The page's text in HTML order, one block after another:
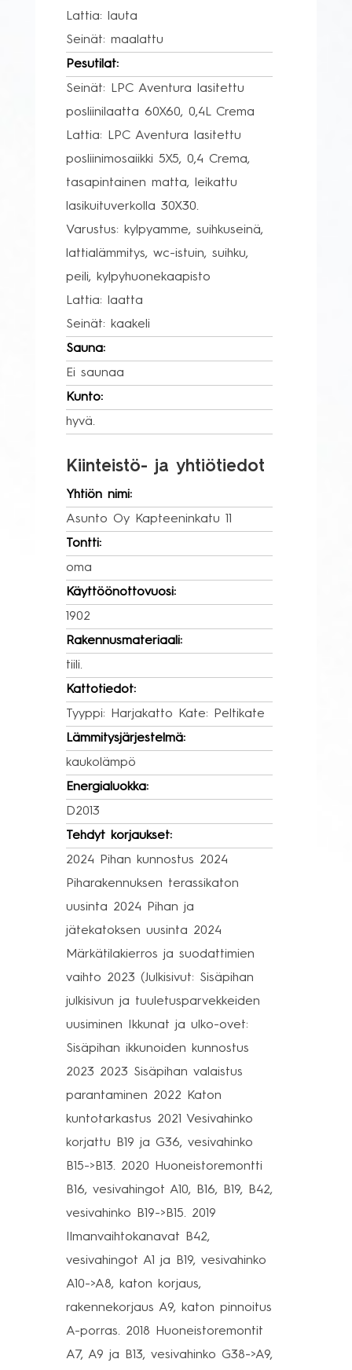
Lattia: lauta
Seinät: maalattu
Pesutilat:
Seinät: LPC Aventura lasitettu
posliinilaatta 60X60, 0,4L Crema
Lattia: LPC Aventura lasitettu
posliinimosaiikki 5X5, 0,4 Crema,
tasapintainen matta, leikattu
lasikuituverkolla 30X30.
Varustus: kylpyamme, suihkuseinä,
lattialämmitys, wc-istuin, suihku,
peili, kylpyhuonekaapisto
Lattia: laatta
Seinät: kaakeli
Sauna:
Ei saunaa
Kunto:
hyvä.
Kiinteistö- ja yhtiötiedot
Yhtiön nimi:
Asunto Oy Kapteeninkatu 11
Tontti:
oma
Käyttöönottovuosi:
1902
Rakennusmateriaali:
tiili.
Kattotiedot:
Tyyppi: Harjakatto Kate: Peltikate
Lämmitysjärjestelmä:
kaukolämpö
Energialuokka:
D2013
Tehdyt korjaukset:
2024 Pihan kunnostus 2024
Piharakennuksen terassikaton
uusinta 2024 Pihan ja
jätekatoksen uusinta 2024
Märkätilakierros ja suodattimien
vaihto 2023 (Julkisivut: Sisäpihan
julkisivun ja tuuletusparvekkeiden
uusiminen Ikkunat ja ulko-ovet:
Sisäpihan ikkunoiden kunnostus
2023 2023 Sisäpihan valaistus
parantaminen 2022 Katon
kuntotarkastus 2021 Vesivahinko
korjattu B19 ja G36, vesivahinko
B15->B13. 2020 Huoneistoremontti
B16, vesivahingot A10, B16, B19, B42,
vesivahinko B19->B15. 2019
Ilmanvaihtokanavat B42,
vesivahingot A1 ja B19, vesivahinko
A10->A8, katon korjaus,
rakennekorjaus A9, katon pinnoitus
A-porras. 2018 Huoneistoremontit
A7, A9 ja B13, vesivahinko G38->A9,